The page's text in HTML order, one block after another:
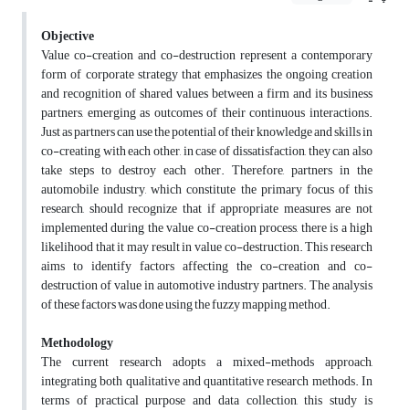
Objective
Value co-creation and co-destruction represent a contemporary
form of corporate strategy that emphasizes the ongoing creation
and recognition of shared values between a firm and its business
partners, emerging as outcomes of their continuous interactions.
Just as partners can use the potential of their knowledge and skills in
co-creating with each other, in case of dissatisfaction, they can also
take steps to destroy each other. Therefore, partners in the
automobile industry, which constitute the primary focus of this
research, should recognize that if appropriate measures are not
implemented during the value co-creation process, there is a high
likelihood that it may result in value co-destruction. This research
aims to identify factors affecting the co-creation and co-
destruction of value in automotive industry partners. The analysis
of these factors was done using the fuzzy mapping method.
Methodology
The current research adopts a mixed-methods approach,
integrating both qualitative and quantitative research methods. In
terms of practical purpose and data collection, this study is